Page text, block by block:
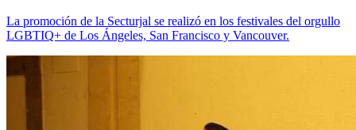
La promoción de la Secturjal se realizó en los festivales del orgullo
LGBTIQ+ de Los Ángeles, San Francisco y Vancouver.